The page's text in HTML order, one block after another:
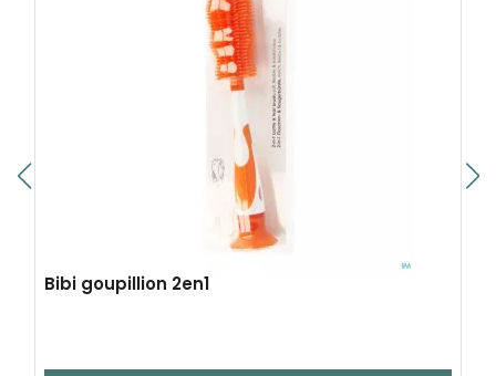
Bibi goupillion 2en1